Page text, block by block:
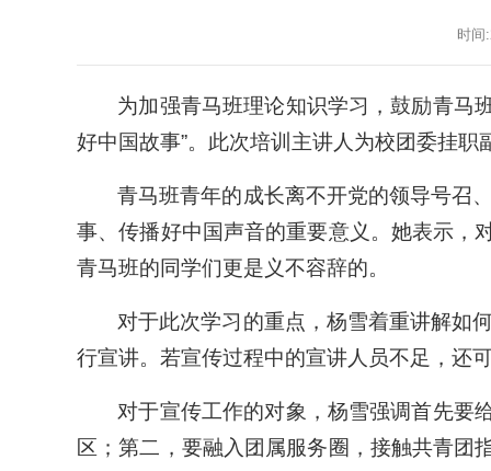
时间
为加强青马班理论知识学习，鼓励青马
好中国故事”。此次培训主讲人为校团委挂职
青马班青年的成长离不开党的领导号召
事、传播好中国声音的重要意义。她表示，
青马班的同学们更是义不容辞的。
对于此次学习的重点，杨雪着重讲解如
行宣讲。若宣传过程中的宣讲人员不足，还
对于宣传工作的对象，杨雪强调首先要
区；第二，要融入团属服务圈，接触共青团